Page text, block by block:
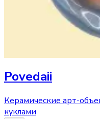
Povedaii
Керамические арт-
куклами